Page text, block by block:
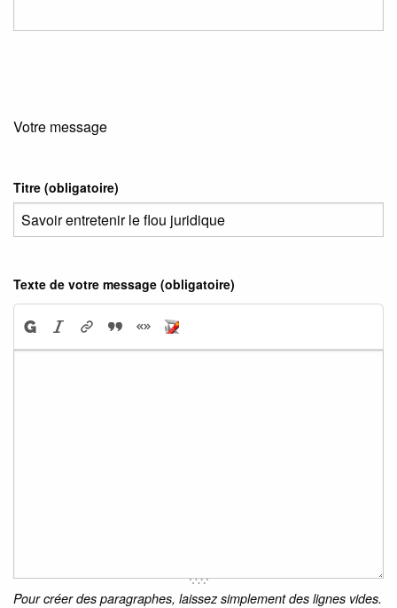
Votre message
Titre (obligatoire)
Texte de votre message (obligatoire)
Pour créer des paragraphes, laissez simplement des lignes vides.